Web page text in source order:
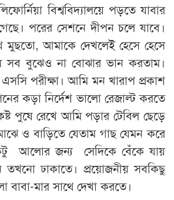
বিশ্ববিদ্যালয়ে পড়তে যাবার
পরের সেশনে দীপন চলে যাবে।
আমাকে দেখলেই হেসে হেসে
বুঝেও না বোঝার ভান করতাম।
পরীক্ষা। আমি মন খারাপ প্রকাশ
কড়া নির্দেশ ভালো রেজাল্ট করতে
পুষে রেখে আমি পড়ার টেবিল ছেড়ে
ও বাড়িতে যেতাম গাছ যেমন করে
আলোর জন্য সেদিকে বেঁকে যায়
ঢাকাতে। প্রয়োজনীয় সবকিছু
মার সাথে দেখা করতে।